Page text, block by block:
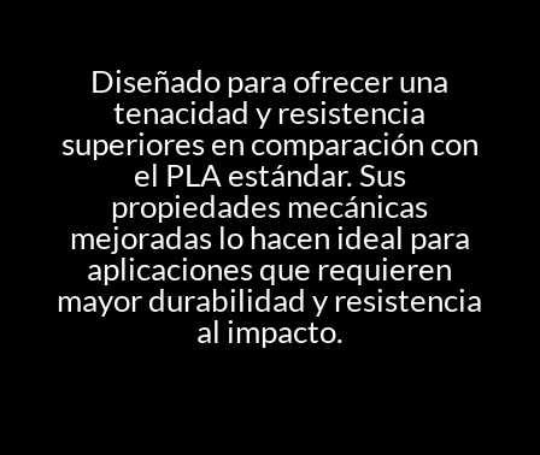
Diseñado para ofrecer una
tenacidad y resistencia
superiores en comparación con
el PLA estándar. Sus
propiedades mecánicas
mejoradas lo hacen ideal para
aplicaciones que requieren
mayor durabilidad y resistencia
al impacto.